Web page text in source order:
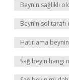
Beynin sağlıklı
Beynin sol tarafı
Hatırlama
Sağ beyin hangi